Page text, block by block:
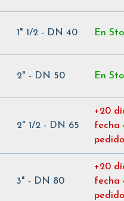
1" 1/2 - DN 40 En
2" - DN 50 En
2" 1/2 - DN 65
+20
fecha
pedido
3" - DN 80
+20
fecha
pedido